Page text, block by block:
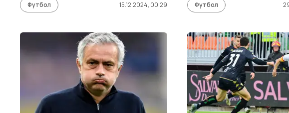
Футбол 15.12.2024, 00:29 Футбол